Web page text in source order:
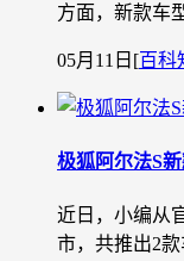
方面，新款车
05月11日 [百科
极狐阿尔法S
近日，小编从
市，共推出2